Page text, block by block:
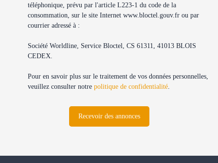
téléphonique, prévu par l'article L223-1 du code de la
consommation, sur le site Internet www.bloctel.gouv.fr ou par
courrier adressé à :
Société Worldline, Service Bloctel, CS 61311, 41013 BLOIS
CEDEX.
Pour en savoir plus sur le traitement de vos données personnelles,
veuillez consulter notre politique de confidentialité
Recevoir des annonces